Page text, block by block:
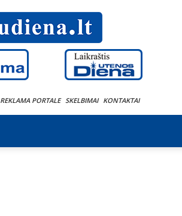
REKLAMA PORTALE SKELBIMAI KONTAKTAI